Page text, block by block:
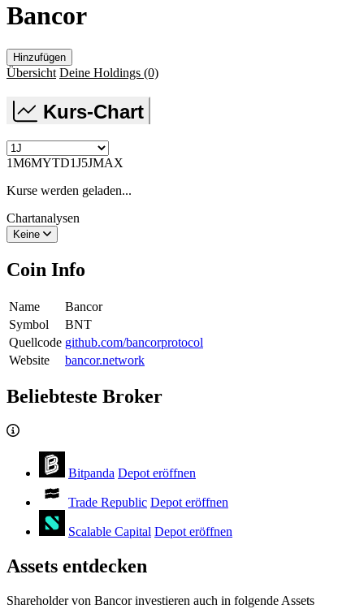
Bancor
Hinzufügen
Übersicht Deine Holdings (0)
Kurs-Chart
1M6MYTD1J5JMAX
Kurse werden geladen...
Chartanalysen
Keine
Coin Info
Name
Bancor
Symbol
BNT
Quellcode github.com/bancorprotocol
Website
bancor.network
Beliebteste Broker
Bitpanda Depot eröffnen
Trade Republic Depot eröffnen
Scalable Capital Depot eröffnen
Assets entdecken
Shareholder von Bancor investieren auch in folgende Assets